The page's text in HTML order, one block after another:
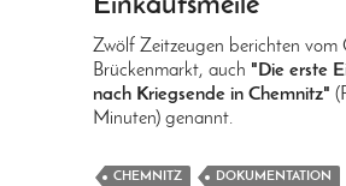
Einkaufsmeile
Zwölf Zeitzeugen berichten vom
Brückenmarkt, auch "Die erste
nach Kriegsende in Chemnitz"
Minuten) genannt.
CHEMNITZ DOKUMENTATION